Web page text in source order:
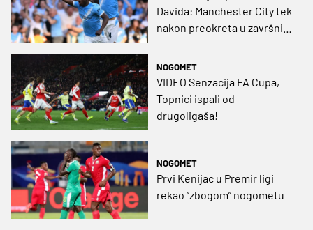
Davida: Manchester City tek
nakon preokreta u završnici
finale!
NOGOMET
VIDEO Senzacija FA Cupa,
Topnici ispali od
drugoligaša!
NOGOMET
Prvi Kenijac u Premir ligi
rekao “zbogom” nogometu